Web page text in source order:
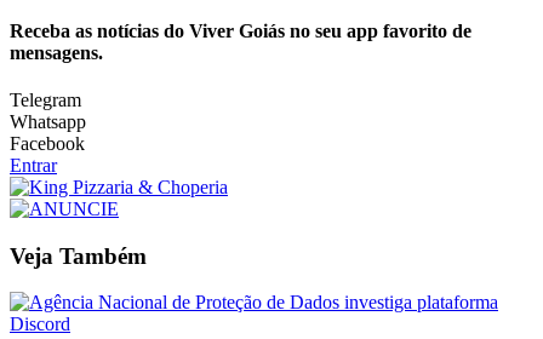
Receba as notícias do Viver Goiás no seu app favorito de
mensagens.
Telegram
Whatsapp
Facebook
Entrar
Veja Também